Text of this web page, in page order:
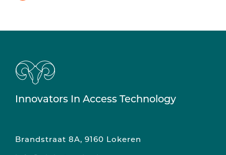
Innovators In Access Technology
Brandstraat 8A, 9160 Lokeren